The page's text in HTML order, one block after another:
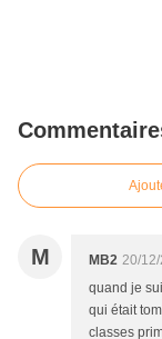
M MB2 20/
quand je
qui était
classes